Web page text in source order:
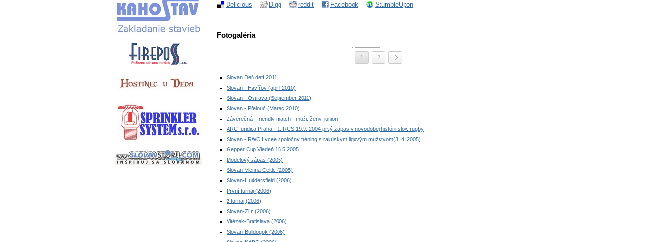
Delicious Digg reddit Facebook StumbleUpon
Fotogaléria
1 2
Slovan Deň detí 2011
Slovan - Havířov (apríl 2010)
Slovan - Ostrava (September 2011)
Slovan - Přelouč (Marec 2010)
Záverečná - friendly match - muži, ženy, juniori
ARC Iuridica Praha - 1. RCS 19.9. 2004 prvý zápas v novodobej histórii slov. rugby
Slovan - RWC Lycee spoločný tréning s rakúskym ligovým mužstvom(3. 4. 2005)
Gepper Cup Viedeň 15.5.2005
Modelový zápas (2005)
Slovan-Vienna Celtic (2005)
Slovan-Huddersfield (2006)
První turnaj (2006)
2.turnaj (2006)
Slovan-Zlín (2006)
Vitézek-Bratislava (2006)
Slovan-Bulldogok (2006)